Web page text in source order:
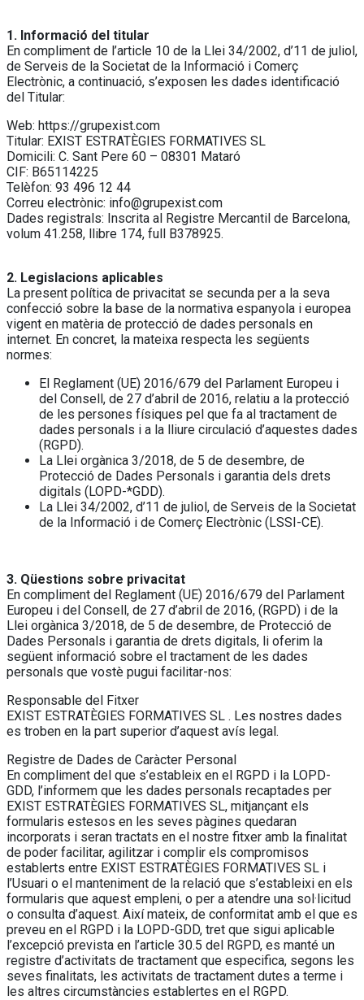
1. Informació del titular
En compliment de l’article 10 de la Llei 34/2002, d’11 de juliol,
de Serveis de la Societat de la Informació i Comerç
Electrònic, a continuació, s’exposen les dades identificació
del Titular:
Web: https://grupexist.com
Titular: EXIST ESTRATÈGIES FORMATIVES SL
Domicili: C. Sant Pere 60 – 08301 Mataró
CIF: B65114225
Telèfon: 93 496 12 44
Correu electrònic: info@grupexist.com
Dades registrals: Inscrita al Registre Mercantil de Barcelona,
volum 41.258, llibre 174, full B378925.
2. Legislacions aplicables
La present política de privacitat se secunda per a la seva
confecció sobre la base de la normativa espanyola i europea
vigent en matèria de protecció de dades personals en
internet. En concret, la mateixa respecta les següents
normes:
El Reglament (UE) 2016/679 del Parlament Europeu i
del Consell, de 27 d’abril de 2016, relatiu a la protecció
de les persones físiques pel que fa al tractament de
dades personals i a la lliure circulació d’aquestes dades
(RGPD).
La Llei orgànica 3/2018, de 5 de desembre, de
Protecció de Dades Personals i garantia dels drets
digitals (LOPD-*GDD).
La Llei 34/2002, d’11 de juliol, de Serveis de la Societat
de la Informació i de Comerç Electrònic (LSSI-CE).
3. Qüestions sobre privacitat
En compliment del Reglament (UE) 2016/679 del Parlament
Europeu i del Consell, de 27 d’abril de 2016, (RGPD) i de la
Llei orgànica 3/2018, de 5 de desembre, de Protecció de
Dades Personals i garantia de drets digitals, li oferim la
següent informació sobre el tractament de les dades
personals que vostè pugui facilitar-nos:
Responsable del Fitxer
EXIST ESTRATÈGIES FORMATIVES SL . Les nostres dades
es troben en la part superior d’aquest avís legal.
Registre de Dades de Caràcter Personal
En compliment del que s’estableix en el RGPD i la LOPD-
GDD, l’informem que les dades personals recaptades per
EXIST ESTRATÈGIES FORMATIVES SL, mitjançant els
formularis estesos en les seves pàgines quedaran
incorporats i seran tractats en el nostre fitxer amb la finalitat
de poder facilitar, agilitzar i complir els compromisos
establerts entre EXIST ESTRATÈGIES FORMATIVES SL i
l’Usuari o el manteniment de la relació que s’estableixi en els
formularis que aquest empleni, o per a atendre una sol·licitud
o consulta d’aquest. Així mateix, de conformitat amb el que es
preveu en el RGPD i la LOPD-GDD, tret que sigui aplicable
l’excepció prevista en l’article 30.5 del RGPD, es manté un
registre d’activitats de tractament que especifica, segons les
seves finalitats, les activitats de tractament dutes a terme i
les altres circumstàncies establertes en el RGPD.